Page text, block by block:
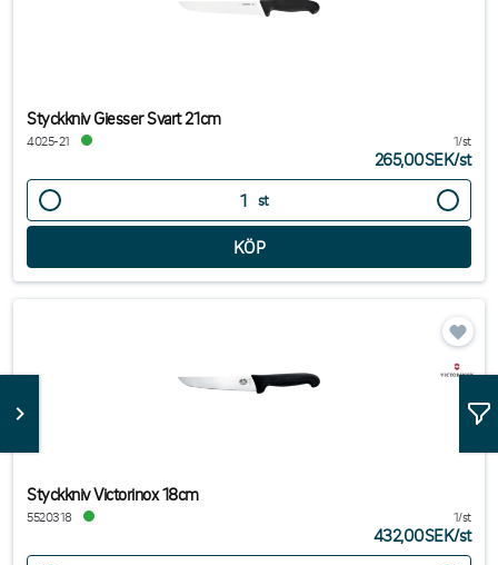
Styckkniv Giesser Svart 21cm
4025-21 1/st
265,00SEK/st
st
Styckkniv Victorinox 18cm
5520318 1/st
432,00SEK/st